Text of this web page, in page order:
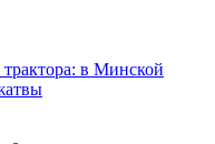
в Минской